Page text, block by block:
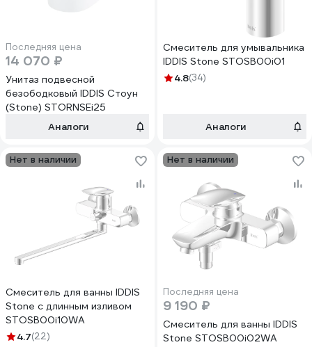
Последняя цена
14 070 ₽
Унитаз подвесной
безободковый IDDIS Стоун
(Stone) STORNSEi25
Аналоги
Смеситель для умывальника
IDDIS Stone STOSB00i01
4.8(34)
Аналоги
Нет в наличии
Смеситель для ванны IDDIS
Stone с длинным изливом
STOSB00i10WA
4.7(22)
Нет в наличии
Последняя цена
9 190 ₽
Смеситель для ванны IDDIS
Stone STOSB00i02WA